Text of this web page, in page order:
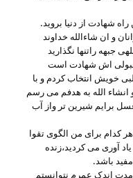
شهادت از دنیا بروید.
و ان شاءالله خداوند
جبهه راتنها نگذارید
قبولی اش شهادت است
خویش انتخاب کردم و با
انشاء الله به هدفم می رسم
برایم شیرین تر واز آب
کدام برای من الگوی تقوا
آوری می کردید،زنده
باشد.
اندک عمرم نتوانستم